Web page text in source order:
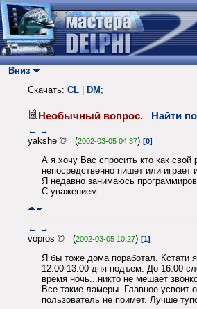
Вниз
Скачать: CL DM ;
Необычный вопрос. Найти
← →
yakshe © (2002-03-05 04:37) [0]
А я хочу Вас спросить кто как
непосредственно пишет или играет
Я недавно занимаюсь
С уважением.
← →
vopros © (2002-03-05 10:27) [1]
Я бы тоже дома поработал. Кстати
12.00-13.00 дня подъем. До 16.00
время ночь...никто не мешает
Все такие ламеры. Главное усвоит
пользователь не поимет. Лучше